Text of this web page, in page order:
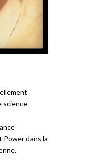
science
dans la